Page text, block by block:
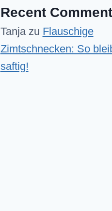
Recent
Tanjazu Flauschige
Zimtschnecken: So
saftig!